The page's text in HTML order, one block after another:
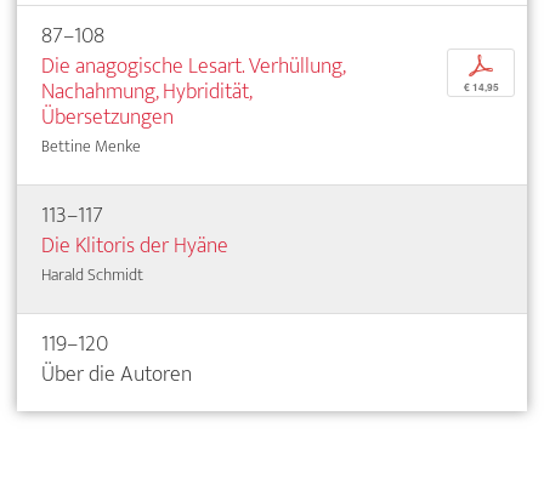
87–108
Die anagogische Lesart. Verhüllung,
Nachahmung, Hybridität,
Übersetzungen
Bettine Menke
p
€ 14,95
113–117
Die Klitoris der Hyäne
Harald Schmidt
119–120
Über die Autoren